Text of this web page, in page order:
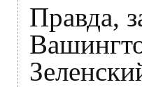
Правда,